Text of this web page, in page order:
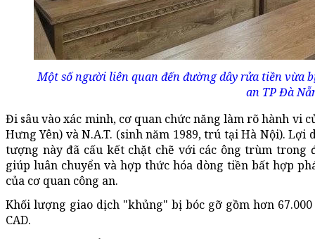
Một số người liên quan đến đường dây rửa tiền vừa
an TP Đà
Đi sâu vào xác minh, cơ quan chức năng làm rõ hành vi
Hưng Yên) và N.A.T. (sinh năm 1989, trú tại Hà Nội).
tượng này đã cấu kết chặt chẽ với các ông trùm
giúp luân chuyển và hợp thức hóa dòng tiền bất hợp
của cơ quan công an.
Khối lượng giao dịch "khủng" bị bóc gỡ gồm hơn
CAD.